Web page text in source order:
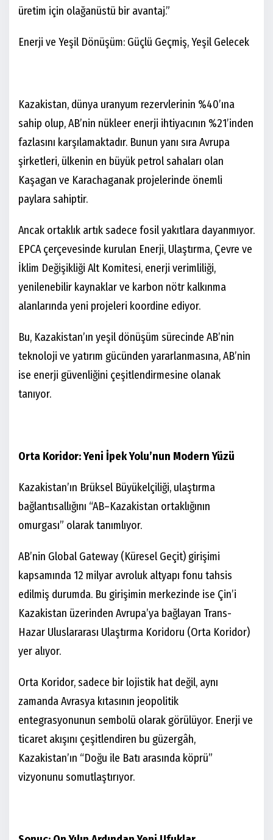
üretim için olağanüstü bir avantaj.”
Enerji ve Yeşil Dönüşüm: Güçlü Geçmiş, Yeşil Gelecek
Kazakistan, dünya uranyum rezervlerinin %40’ına
sahip olup, AB’nin nükleer enerji ihtiyacının %21’inden
fazlasını karşılamaktadır. Bunun yanı sıra Avrupa
şirketleri, ülkenin en büyük petrol sahaları olan
Kaşagan ve Karachaganak projelerinde önemli
paylara sahiptir.
Ancak ortaklık artık sadece fosil yakıtlara dayanmıyor.
EPCA çerçevesinde kurulan Enerji, Ulaştırma, Çevre ve
İklim Değişikliği Alt Komitesi, enerji verimliliği,
yenilenebilir kaynaklar ve karbon nötr kalkınma
alanlarında yeni projeleri koordine ediyor.
Bu, Kazakistan’ın yeşil dönüşüm sürecinde AB’nin
teknoloji ve yatırım gücünden yararlanmasına, AB’nin
ise enerji güvenliğini çeşitlendirmesine olanak
tanıyor.
Orta Koridor: Yeni İpek Yolu’nun Modern Yüzü
Kazakistan’ın Brüksel Büyükelçiliği, ulaştırma
bağlantısallığını “AB–Kazakistan ortaklığının
omurgası” olarak tanımlıyor.
AB’nin Global Gateway (Küresel Geçit) girişimi
kapsamında 12 milyar avroluk altyapı fonu tahsis
edilmiş durumda. Bu girişimin merkezinde ise Çin’i
Kazakistan üzerinden Avrupa’ya bağlayan Trans-
Hazar Uluslararası Ulaştırma Koridoru (Orta Koridor)
yer alıyor.
Orta Koridor, sadece bir lojistik hat değil, aynı
zamanda Avrasya kıtasının jeopolitik
entegrasyonunun sembolü olarak görülüyor. Enerji ve
ticaret akışını çeşitlendiren bu güzergâh,
Kazakistan’ın “Doğu ile Batı arasında köprü”
vizyonunu somutlaştırıyor.